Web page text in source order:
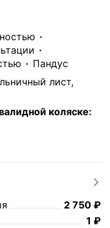
пандус
лист,
коляске:
Цена
2750
2 750 ₽
Цена
1 ₽